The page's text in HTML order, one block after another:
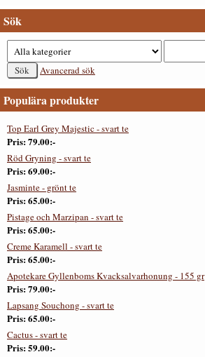
Sök
Avancerad sök
Populära produkter
Top Earl Grey Majestic - svart te
Pris 79.00:-
Röd Gryning - svart te
Pris 69.00:-
Jasminte - grönt te
Pris 65.00:-
Pistage och Marzipan - svart te
Pris 65.00:-
Creme Karamell - svart te
Pris 65.00:-
Apotekare Gyllenboms Kvacksalvarhonung - 155 gr
Pris 79.00:-
Lapsang Souchong - svart te
Pris 65.00:-
Cactus - svart te
Pris 59.00:-